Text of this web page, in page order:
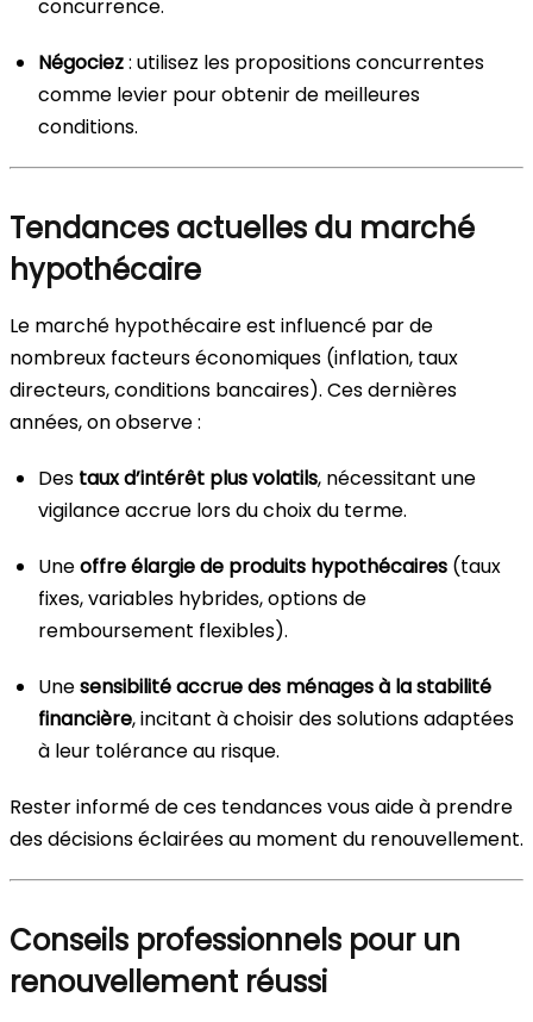
concurrence.
Négociez: utilisez les propositions concurrentes
comme levier pour obtenir de meilleures
conditions.
Tendances actuelles du marché
hypothécaire
Le marché hypothécaire est influencé par de
nombreux facteurs économiques (inflation, taux
directeurs, conditions bancaires). Ces dernières
années, on observe :
Des taux d’intérêt plus volatils, nécessitant une
vigilance accrue lors du choix du terme.
Uneoffre élargie de produits hypothécaires (taux
fixes, variables hybrides, options de
remboursement flexibles).
Unesensibilité accrue des ménages à la stabilité
financière, incitant à choisir des solutions adaptées
à leur tolérance au risque.
Rester informé de ces tendances vous aide à prendre
des décisions éclairées au moment du renouvellement.
Conseils professionnels pour un
renouvellement réussi